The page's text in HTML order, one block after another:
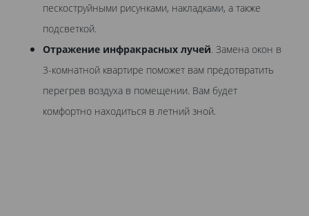
пескоструйными рисунками, накладками, а также
подсветкой.
Отражение инфракрасных лучей. Замена окон в
3-комнатной квартире поможет вам предотвратить
перегрев воздуха в помещении. Вам будет
комфортно находиться в летний зной.